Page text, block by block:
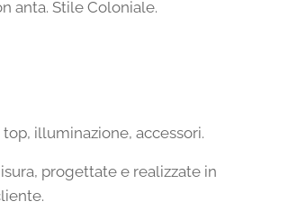
anta. Stile Coloniale.
illuminazione, accessori.
progettate e realizzate in